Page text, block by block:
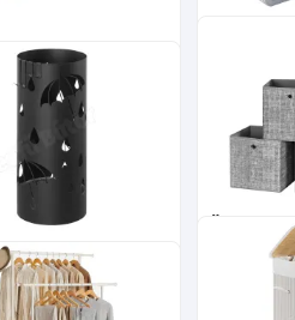
vállfa,
ruhaakasztó
8 400
Műanyag
30x30x30cm
kör alakú
mintás, fekete